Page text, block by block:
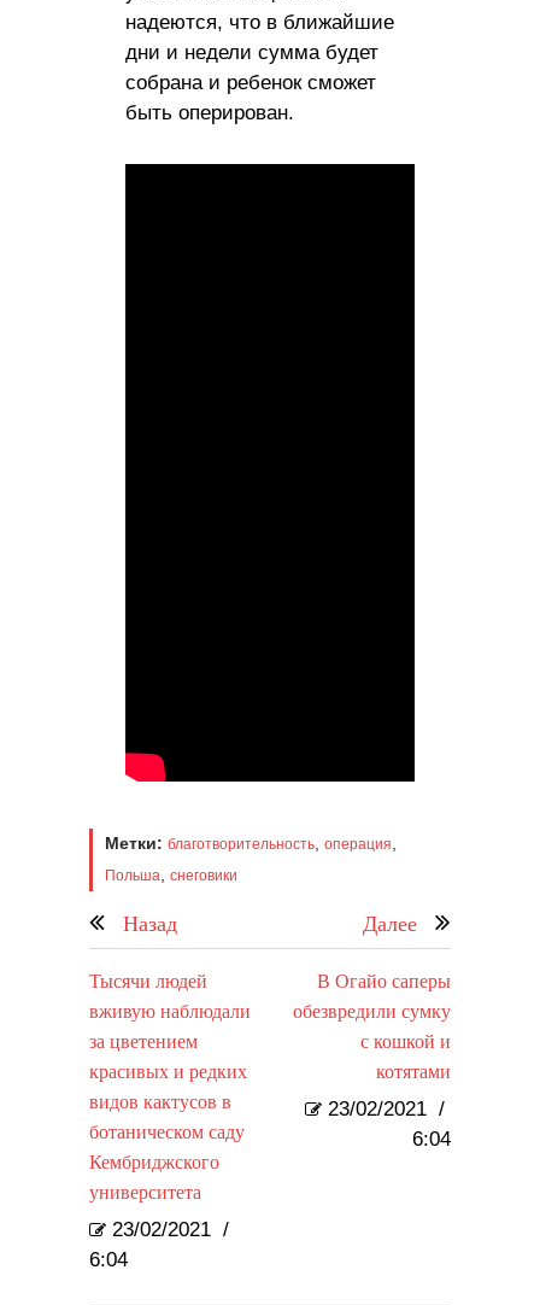
надеются, что в ближайшие
дни и недели сумма будет
собрана и ребенок сможет
быть оперирован.
Метки: благотворительность операция
Польша снеговики
Назад Далее
Тысячи людей
вживую наблюдали
за цветением
красивых и редких
видов кактусов в
ботаническом саду
Кембриджского
университета
23/02/2021 /
6:04
В Огайо саперы
обезвредили сумку
с кошкой и
котятами
23/02/2021 /
6:04